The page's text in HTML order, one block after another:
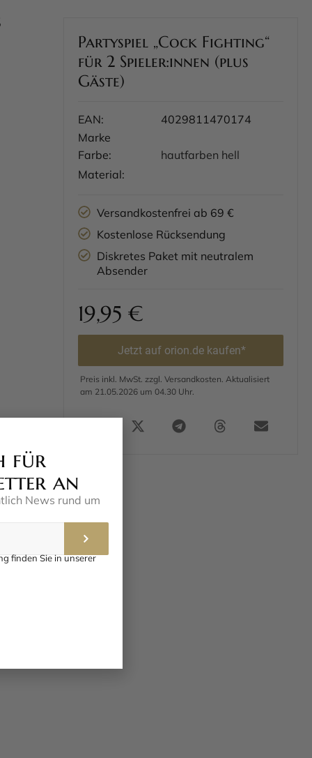
Partyspiel „Cock Fighting“
für 2 Spieler:innen (plus
Gäste)
EAN:
4029811470174
Marke
Farbe:
hautfarben hell
Material:
Versandkostenfrei ab 69 €
Kostenlose Rücksendung
Diskretes Paket mit neutralem
Absender
19,95 €
Jetzt auf orion.de kaufen*
Preis inkl. MwSt. zzgl. Versandkosten. Aktualisiert
am 21.05.2026 um 04.30 Uhr.
für
an
News rund um
finden Sie in unserer